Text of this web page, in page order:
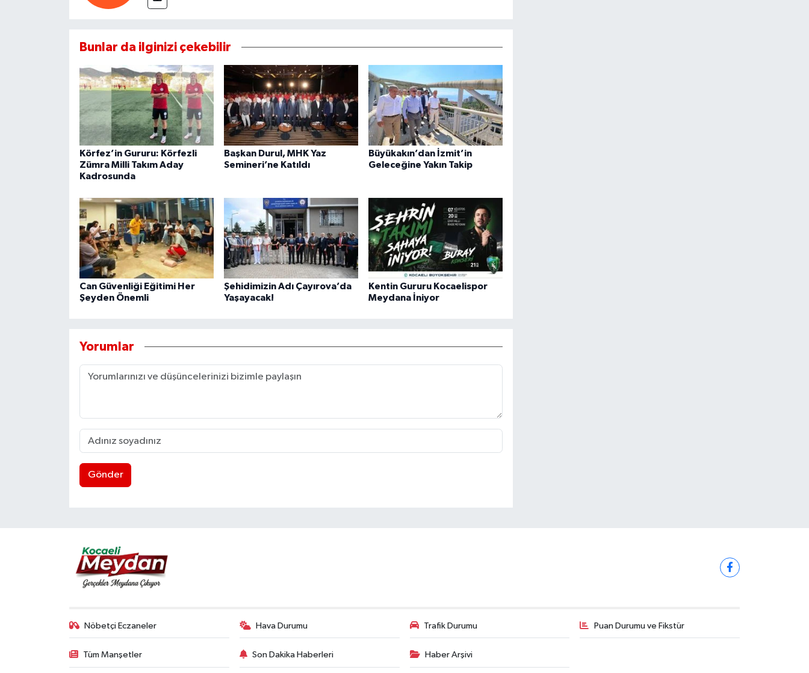
Bunlar da ilginizi çekebilir
Körfez’in Gururu: Körfezli
Zümra Milli Takım Aday
Kadrosunda
Başkan Durul, MHK Yaz
Semineri’ne Katıldı
Büyükakın’dan İzmit’in
Geleceğine Yakın Takip
Can Güvenliği Eğitimi Her
Şeyden Önemli
Şehidimizin Adı Çayırova’da
Yaşayacak!
Kentin Gururu Kocaelispor
Meydana İniyor
Yorumlar
Gönder
Nöbetçi Eczaneler Hava Durumu Trafik Durumu Puan Durumu ve Fikstür
Tüm Manşetler Son Dakika Haberleri Haber Arşivi